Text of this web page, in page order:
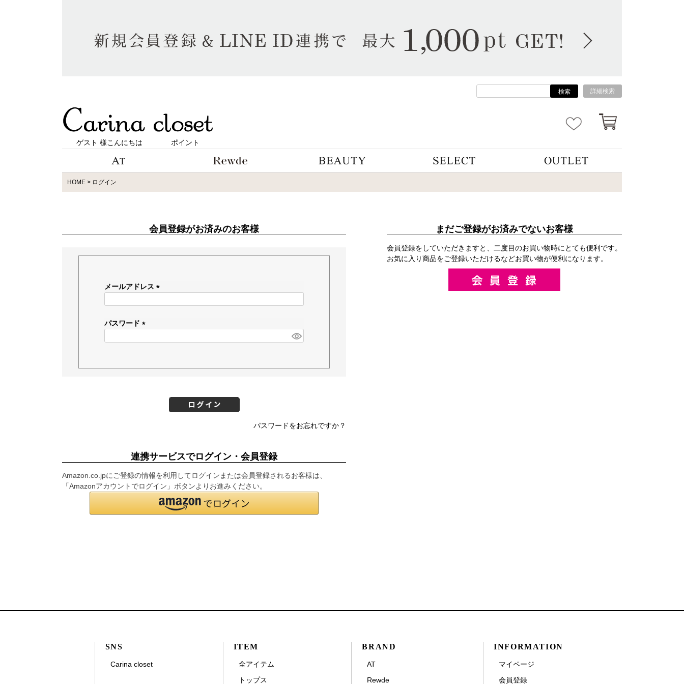
検索 詳細検索
ゲスト 様こんにちは ポイント
HOME ログイン
会員登録がお済みのお客様
メールアドレス
)
パスワード
)
パスワードをお忘れですか？
連携サービスでログイン・会員登録
Amazon.co.jpにご登録の情報を利用してログインまたは会員登録されるお客様は、
「Amazonアカウントでログイン」ボタンよりお進みください。
まだご登録がお済みでないお客様
会員登録をしていただきますと、二度目のお買い物時にとても便利です。
お気に入り商品をご登録いただけるなどお買い物が便利になります。
SNS
Carina closet
ITEM
全アイテム
トップス
BRAND
AT
Rewde
INFORMATION
マイページ
会員登録